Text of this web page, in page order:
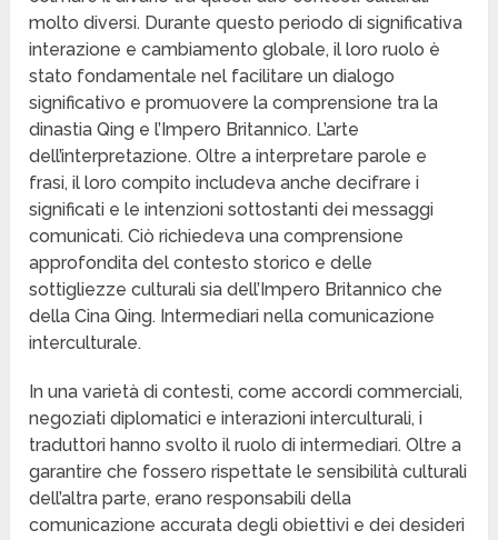
molto diversi. Durante questo periodo di significativa
interazione e cambiamento globale, il loro ruolo è
stato fondamentale nel facilitare un dialogo
significativo e promuovere la comprensione tra la
dinastia Qing e l’Impero Britannico. L’arte
dell’interpretazione. Oltre a interpretare parole e
frasi, il loro compito includeva anche decifrare i
significati e le intenzioni sottostanti dei messaggi
comunicati. Ciò richiedeva una comprensione
approfondita del contesto storico e delle
sottigliezze culturali sia dell’Impero Britannico che
della Cina Qing. Intermediari nella comunicazione
interculturale.
In una varietà di contesti, come accordi commerciali,
negoziati diplomatici e interazioni interculturali, i
traduttori hanno svolto il ruolo di intermediari. Oltre a
garantire che fossero rispettate le sensibilità culturali
dell’altra parte, erano responsabili della
comunicazione accurata degli obiettivi e dei desideri